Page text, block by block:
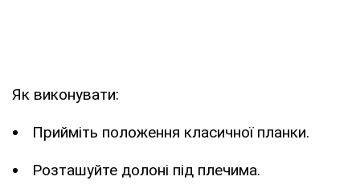
Як виконувати:
Прийміть положення класичної планки.
Розташуйте долоні під плечима.